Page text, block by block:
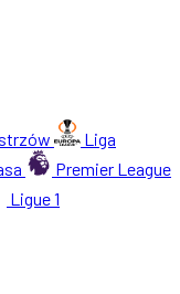
Liga
Premier League
Ligue 1